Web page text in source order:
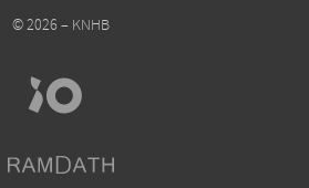
© 2026 – KNHB